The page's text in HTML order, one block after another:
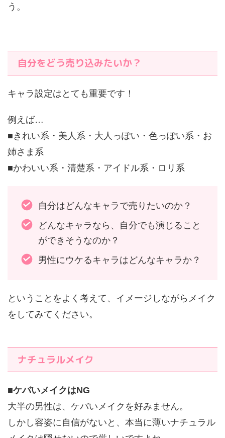
う。
自分をどう売り込みたいか？
キャラ設定はとても重要です！
例えば…
■きれい系・美人系・大人っぽい・色っぽい系・お
姉さま系
■かわいい系・清楚系・アイドル系・ロリ系
自分はどんなキャラで売りたいのか？
どんなキャラなら、自分でも演じること
ができそうなのか？
男性にウケるキャラはどんなキャラか？
ということをよく考えて、イメージしながらメイク
をしてみてください。
ナチュラルメイク
■ケバいメイクはNG
大半の男性は、ケバいメイクを好みません。
しかし容姿に自信がないと、本当に薄いナチュラル